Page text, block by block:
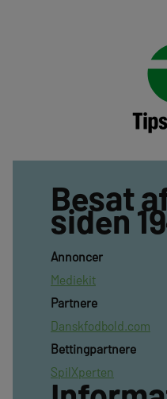
Besat
siden
Annoncer
Mediekit
Partnere
Danskfodbold.com
Bettingpartnere
SpilXperten